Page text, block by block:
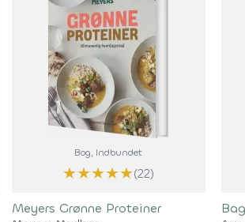
Bog, Indbundet
★★★★★(22)
Meyers Grønne Proteiner